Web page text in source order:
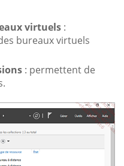
virtuels :
bureaux virtuels
: permettent de